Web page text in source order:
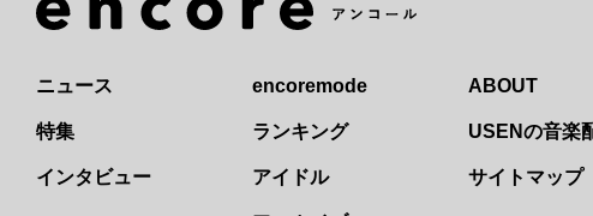
ニュース
特集
インタビュー
encoremode
ランキング
アイドル
ABOUT
USENの音楽
サイトマップ